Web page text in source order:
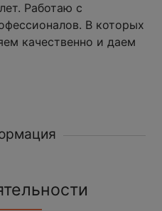
Работаю с
В которых
качественно и даем